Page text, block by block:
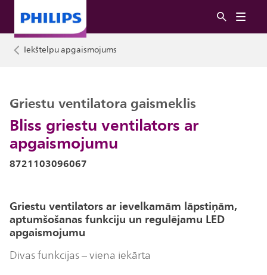
Iekštelpu apgaismojums
Bliss griestu ventilators ar
apgaismojumu
Griestu ventilatora gaismeklis
8721103096067
Griestu ventilators ar ievelkamām lāpstiņām,
aptumšošanas funkciju un regulējamu LED
apgaismojumu
Divas funkcijas – viena iekārta